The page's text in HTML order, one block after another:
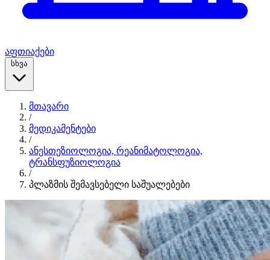
აფთიაქები
სხვა
მთავარი
/
მედიკამენტები
/
ანესთეზიოლოგია, რეანიმატოლოგია,
ტრანსფუზიოლოგია
/
პლაზმის შემავსებელი საშუალებები